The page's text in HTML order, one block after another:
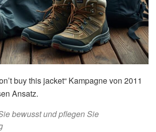
buy this jacket“ Kampagne von 2011
Ansatz.
bewusst und pflegen Sie